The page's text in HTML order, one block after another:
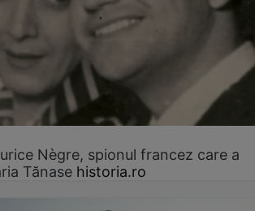
Nègre, spionul francez care a
Tănase historia.ro